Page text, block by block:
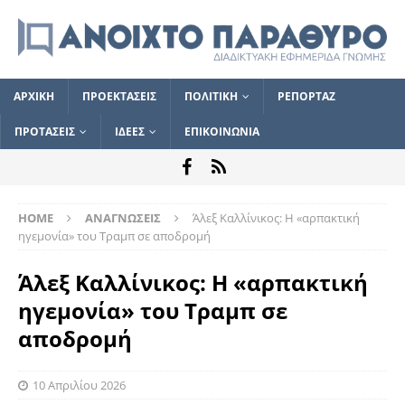
ΑΡΧΙΚΗ ΠΡΟΕΚΤΑΣΕΙΣ ΠΟΛΙΤΙΚΗ ΡΕΠΟΡΤΑΖ
ΠΡΟΤΑΣΕΙΣ ΙΔΕΕΣ ΕΠΙΚΟΙΝΩΝΙΑ
HOME ΑΝΑΓΝΩΣΕΙΣ
Άλεξ Καλλίνικος: Η «αρπακτική
ηγεμονία» του Τραμπ σε αποδρομή
Άλεξ Καλλίνικος: Η «αρπακτική
ηγεμονία» του Τραμπ σε
αποδρομή
10 Απριλίου 2026